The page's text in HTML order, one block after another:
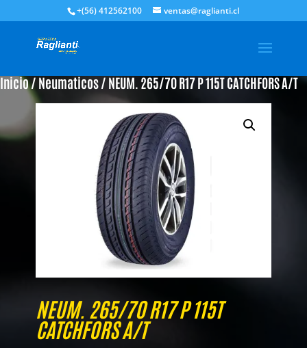
+(56) 412562100 ventas@raglianti.cl
Inicio/ Neumaticos/ NEUM. 265/70 R17 P 115T CATCHFORS A/T
NEUM. 265/70 R17 P 115T
CATCHFORS A/T